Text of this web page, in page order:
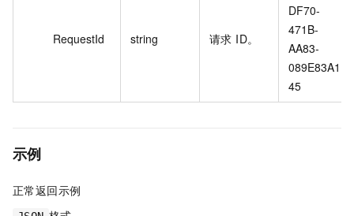
RequestId string 请求 ID。
DF70-
471B-
AA83-
089E83A1B
45
示例
正常返回示例